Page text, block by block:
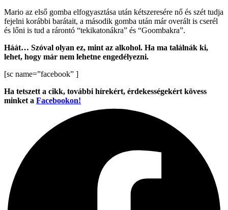
Mario az első gomba elfogyasztása után kétszeresére nő és szét tudja
fejelni korábbi barátait, a második gomba után már overált is cserél
és lőni is tud a rárontó “tekikatonákra” és “Goombakra”.
Háát… Szóval olyan ez, mint az alkohol. Ha ma találnák ki,
lehet, hogy már nem lehetne engedélyezni.
[sc name=”facebook” ]
Ha tetszett a cikk, további hírekért, érdekességekért kövess
minket a Facebookon!